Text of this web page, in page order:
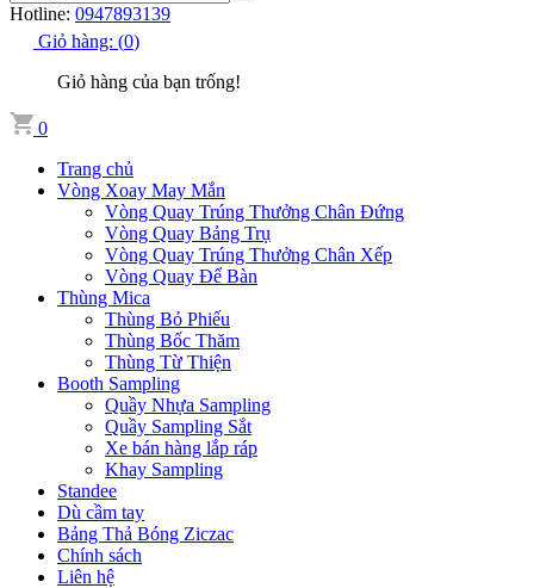
Hotline: 0947893139
Giỏ hàng: (0)
Giỏ hàng của bạn trống!
0
Trang chủ
Vòng Xoay May Mắn
Vòng Quay Trúng Thưởng Chân Đứng
Vòng Quay Bảng Trụ
Vòng Quay Trúng Thưởng Chân Xếp
Vòng Quay Để Bàn
Thùng Mica
Thùng Bỏ Phiếu
Thùng Bốc Thăm
Thùng Từ Thiện
Booth Sampling
Quầy Nhựa Sampling
Quầy Sampling Sắt
Xe bán hàng lắp ráp
Khay Sampling
Standee
Dù cầm tay
Bảng Thả Bóng Ziczac
Chính sách
Liên hệ